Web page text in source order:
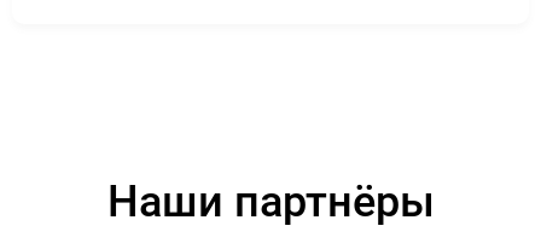
Наши партнёры